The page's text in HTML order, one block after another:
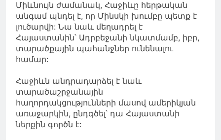
Միևնույն ժամանակ, Հաջիևը հերթական
անգամ պնդել է, որ Մինսկի խումբը պետք է
լուծարվի: Նա նաև մեղադրել է
Հայաստանին՝ Ադրբեջանի նկատմամբ, իբր,
տարածքային պահանջներ ունենալու
համար:
Հաջիևն անդրադարձել է նաև
տարածաշրջանային
հաղորդակցությունների մասով ամերիկյան
առաջարկին, ընդգծել՝ դա Հայաստանի
ներքին գործն է: